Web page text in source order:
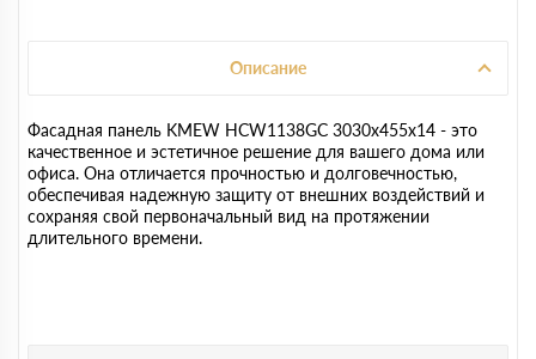
Описание
Фасадная панель KMEW HCW1138GC 3030х455х14 - это
качественное и эстетичное решение для вашего дома или
офиса. Она отличается прочностью и долговечностью,
обеспечивая надежную защиту от внешних воздействий и
сохраняя свой первоначальный вид на протяжении
длительного времени.